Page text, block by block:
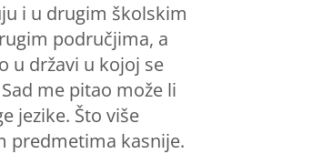
i u drugim školskim
područjima, a
u državi u kojoj se
me pitao može li
jezike. Što više
predmetima kasnije.